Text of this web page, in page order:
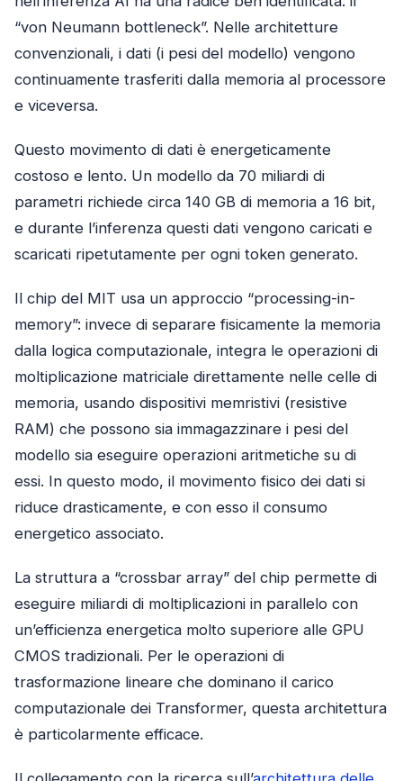
“von Neumann bottleneck”. Nelle architetture
convenzionali, i dati (i pesi del modello) vengono
continuamente trasferiti dalla memoria al processore
e viceversa.
Questo movimento di dati è energeticamente
costoso e lento. Un modello da 70 miliardi di
parametri richiede circa 140 GB di memoria a 16 bit,
e durante l’inferenza questi dati vengono caricati e
scaricati ripetutamente per ogni token generato.
Il chip del MIT usa un approccio “processing-in-
memory”: invece di separare fisicamente la memoria
dalla logica computazionale, integra le operazioni di
moltiplicazione matriciale direttamente nelle celle di
memoria, usando dispositivi memristivi (resistive
RAM) che possono sia immagazzinare i pesi del
modello sia eseguire operazioni aritmetiche su di
essi. In questo modo, il movimento fisico dei dati si
riduce drasticamente, e con esso il consumo
energetico associato.
La struttura a “crossbar array” del chip permette di
eseguire miliardi di moltiplicazioni in parallelo con
un’efficienza energetica molto superiore alle GPU
CMOS tradizionali. Per le operazioni di
trasformazione lineare che dominano il carico
computazionale dei Transformer, questa architettura
è particolarmente efficace.